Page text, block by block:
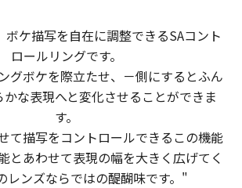
ケ描写を​自在に​調整できる​SAコント
ロールリングです。​
グボケを​際立たせ、​－側に​すると​ふん
な​表現へと​変化させる​ことができま
す。​
て​描写を​コントロールできる​この機能
と​あわせて​表現の​幅を​大きく​広げてく
レンズならではの​醍醐味です。​​​​"